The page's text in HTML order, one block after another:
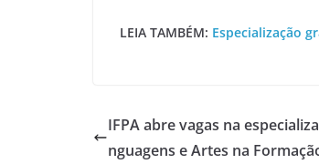
LEIA TAMBÉM: Especialização
IFPA abre vagas na
nguagens e Artes na